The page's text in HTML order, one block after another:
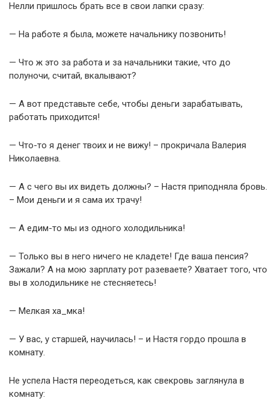
Нелли пришлось брать все в свои лапки сразу:
— На работе я была, можете начальнику позвонить!
— Что ж это за работа и за начальники такие, что до
полуночи, считай, вкалывают?
— А вот представьте себе, чтобы деньги зарабатывать,
работать приходится!
— Что-то я денег твоих и не вижу! – прокричала Валерия
Николаевна.
— А с чего вы их видеть должны? – Настя приподняла бровь.
– Мои деньги и я сама их трачу!
— А едим-то мы из одного холодильника!
— Только вы в него ничего не кладете! Где ваша пенсия?
Зажали? А на мою зарплату рот разеваете? Хватает того, что
вы в холодильнике не стесняетесь!
— Мелкая ха_мка!
— У вас, у старшей, научилась! – и Настя гордо прошла в
комнату.
Не успела Настя переодеться, как свекровь заглянула в
комнату: